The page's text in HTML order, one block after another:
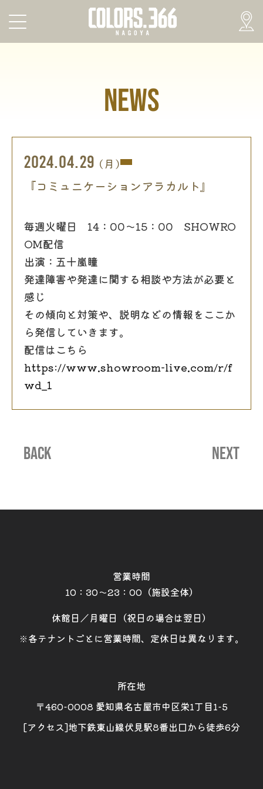
NEWS
2024.04.29 (月)
『コミュニケーションアラカルト』
毎週火曜日 14：00～15：00 SHOWRO
OM配信
出演：五十嵐瞳
発達障害や発達に関する相談や方法が必要と
感じ
その傾向と対策や、説明などの情報をここか
ら発信していきます。
配信はこちら
https://www.showroom-live.com/r/f
wd_1
BACK NEXT
営業時間
10：30～23：00（施設全体）
休館日／月曜日（祝日の場合は翌日）
※各テナントごとに営業時間、定休日は異なります。
所在地
〒460-0008 愛知県名古屋市中区栄1丁目1-5
[アクセス]地下鉄東山線伏見駅8番出口から徒歩6分